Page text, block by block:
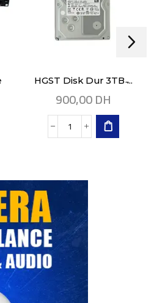
HGST Disk Dur 3TB ̵...
900,00DH